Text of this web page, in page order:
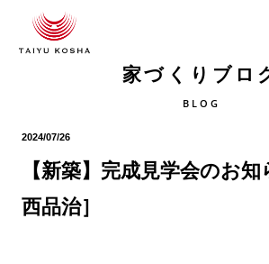
家づくりブロ
BLOG
2024/07/26
【新築】完成見学会のお
西品治］